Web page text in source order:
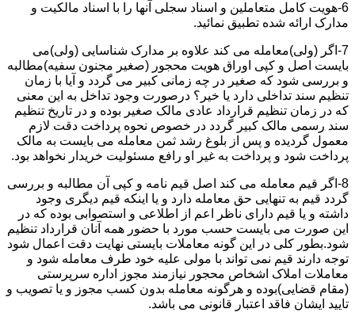
6-هویت کامل متعاملین و اسناد سجلی آنها را با اسناد مالکیت و
مدارک ارائه شده تطبیق نمائید.
7-اگر (ولی)معامله می کند علاوه بر مدارک شناسایی (ولی)می
بایست اصل و کپی اوراق هویت محجور (صغیر مجنون سفیه)مطالبه
و بررسی شود که صغیر در چه زمانی کبیر می گردد و آیا با زمان
تنظیم سند تداخلی دارد یا خیر؟ درصورت وجود تداخل به این معنی
که در زمان تنظیم قرارداد عادی مالک صغیر بوده و در تاریخ تنظیم
سند رسمی مالک کبیر گردد در خصوص نحوه پرداخت دقت لازم
معمول گردیده و پس از بلوغ رشد ثمن معامله می بایست به مالک
پرداخت شود و پرداخت به غیر او رافع مسئولیت خریدار نخواهد بود.
8-اگر قیم معامله می کند اصل قیم نامه و کپی آن مطالبه و بررسی
گردد قیم به تنهایی حق معامله دارد و یا اینکه قیم دیگری وجود
داشته و یا قیم دارای ناظر اعم از اطلاعی و استصوابی بوده که در
این صورت می بایست حسب مورد با حضور همه آنان قرارداد تنظیم
شود.بطور کلی در این گونه معاملات بایستی نهایت دقت اعمال شود
توجه دارند قیم نمی تواند با مولی علیه خود طرف معامله شود و
معاملات املاک اشخاص محجور نیازمند مجوز اداره سرپرستی
(مقام قضایی)بوده و هرگونه معامله بدون کسب مجوز و یا تصویب و
تایید ایشان فاقد اعتبار قانونی می باشد.